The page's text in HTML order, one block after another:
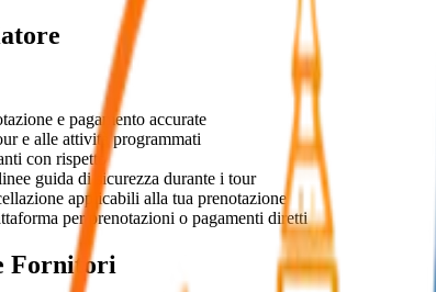
e pagamento accurate
e alle attività programmati
con rispetto
guida di sicurezza durante i tour
applicabili alla tua prenotazione
per prenotazioni o pagamenti diretti
Fornitori